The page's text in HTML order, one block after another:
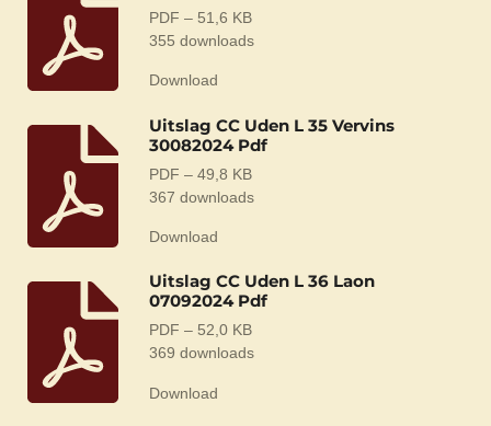
PDF – 51,6 KB
355 downloads
Download
Uitslag CC Uden L 35 Vervins
30082024 Pdf
PDF – 49,8 KB
367 downloads
Download
Uitslag CC Uden L 36 Laon
07092024 Pdf
PDF – 52,0 KB
369 downloads
Download